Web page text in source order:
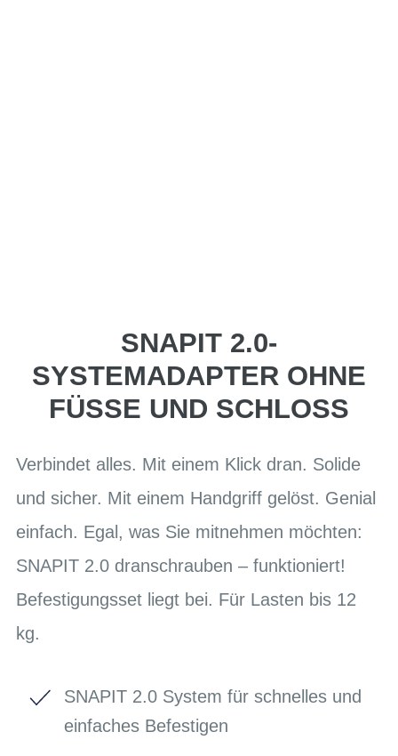
SNAPIT 2.0-
SYSTEMADAPTER OHNE
FÜSSE UND SCHLOSS
Verbindet alles. Mit einem Klick dran. Solide
und sicher. Mit einem Handgriff gelöst. Genial
einfach. Egal, was Sie mitnehmen möchten:
SNAPIT 2.0 dranschrauben – funktioniert!
Befestigungsset liegt bei. Für Lasten bis 12
kg.
SNAPIT 2.0 System für schnelles und
einfaches Befestigen